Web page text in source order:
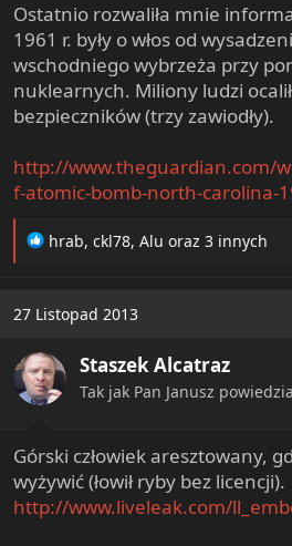
Ostatnio rozwaliła mnie
1961 r. były o włos od
wschodniego wybrzeża przy
nuklearnych. Miliony ludzi
bezpieczników (trzy zawiodły).
http://www.theguardian.com/
f-atomic-bomb-north-carolina-
R
t
o
n
s
hrab, ckl78, Alu oraz 3 innych
27 Listopad 2013
Staszek Alcatraz
Tak jak Pan Janusz
Górski człowiek aresztowany,
wyżywić (łowił ryby bez licencji).
http://www.liveleak.com/